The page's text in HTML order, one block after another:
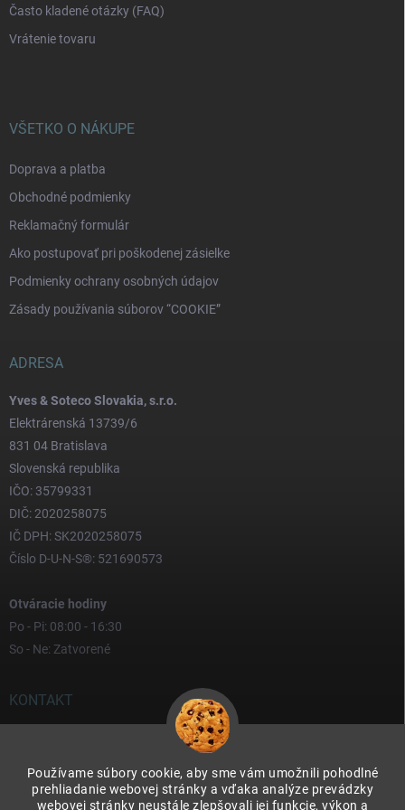
Používame súbory cookie, aby sme vám umožnili pohodlné
prehliadanie webovej stránky a vďaka analýze prevádzky
webovej stránky neustále zlepšovali jej funkcie, výkon a
Často kladené otázky (FAQ)
Vrátenie tovaru
VŠETKO O NÁKUPE
Doprava a platba
Obchodné podmienky
Reklamačný formulár
Ako postupovať pri poškodenej zásielke
Podmienky ochrany osobných údajov
Zásady používania súborov “COOKIE”
ADRESA
Yves & Soteco Slovakia, s.r.o.
Elektrárenská 13739/6
831 04 Bratislava
Slovenská republika
IČO: 35799331
DIČ: 2020258075
IČ DPH: SK2020258075
Číslo D-U-N-S®: 521690573
Otváracie hodiny
Po - Pi: 08:00 - 16:30
So - Ne: Zatvorené
KONTAKT
0917 000 000